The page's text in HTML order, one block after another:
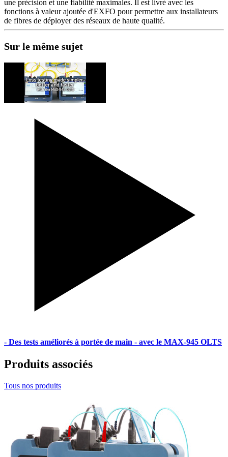
une précision et une fiabilité maximales. Il est livré avec les
fonctions à valeur ajoutée d'EXFO pour permettre aux installateurs
de fibres de déployer des réseaux de haute qualité.
Sur le même sujet
- Des tests améliorés à portée de main - avec le MAX-945 OLTS
Produits associés
Tous nos produits